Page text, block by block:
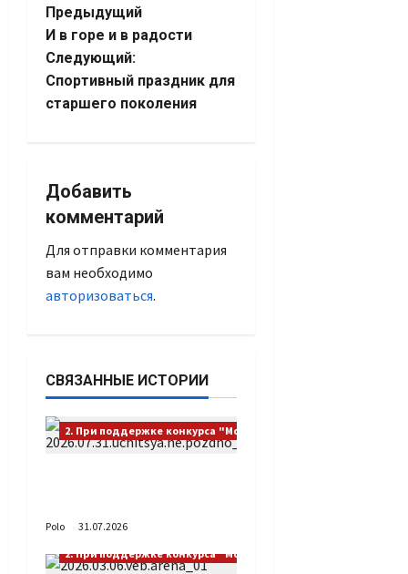
Навигация
записи
Предыдущий
И в горе и в радости
Следующий:
Спортивный праздник для
старшего поколения
Добавить
комментарий
Для отправки комментария
вам необходимо
авторизоваться.
СВЯЗАННЫЕ ИСТОРИИ
2. При поддержке конкурса "Москва – Добрый город"
Polo
31.07.2026
2. При поддержке конкурса "Москва – Добрый город"